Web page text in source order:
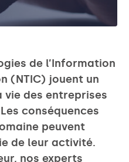
de l’Information
(NTIC) jouent un
des entreprises
conséquences
peuvent
de leur activité.
nos experts